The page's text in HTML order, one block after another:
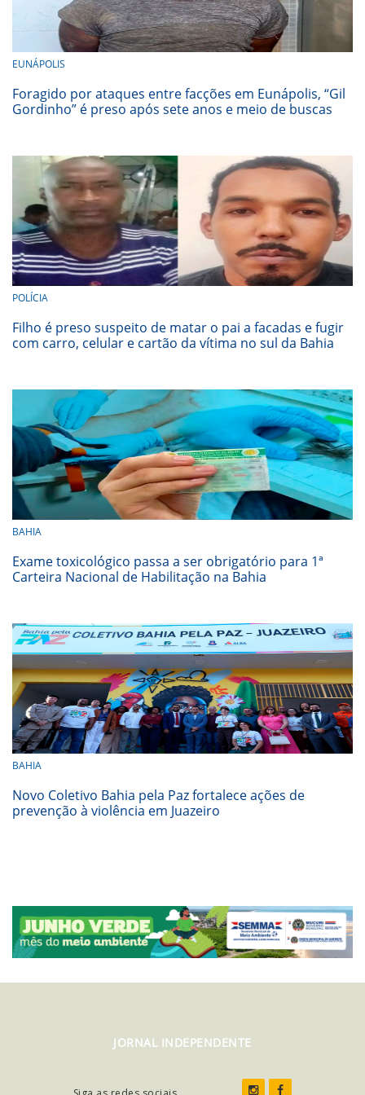
EUNÁPOLIS
Foragido por ataques entre facções em Eunápolis, “Gil
Gordinho” é preso após sete anos e meio de buscas
POLÍCIA
Filho é preso suspeito de matar o pai a facadas e fugir
com carro, celular e cartão da vítima no sul da Bahia
BAHIA
Exame toxicológico passa a ser obrigatório para 1ª
Carteira Nacional de Habilitação na Bahia
BAHIA
Novo Coletivo Bahia pela Paz fortalece ações de
prevenção à violência em Juazeiro
JORNAL INDEPENDENTE